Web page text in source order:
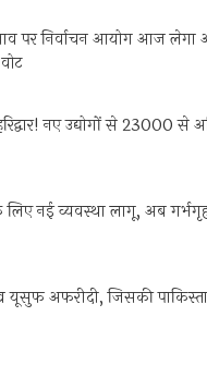
पर निर्वाचन आयोग आज लेगा
नए उद्योगों से 23000
लिए नई व्यवस्था लागू, अब
अफरीदी, जिसकी